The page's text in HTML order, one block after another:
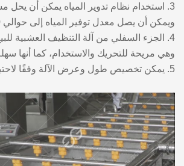
3. استخدام نظام تدوير المياه يمكن أن يحل
ويمكن أن يصل معدل توفير المياه إلى حوالي 80%.
4. الجزء السفلي من آلة التنظيف العشبية
وهي مريحة للتحريك والاستخدام، كما أنها
5. يمكن تخصيص طول وعرض الآلة وفقًا لاحتياجات المعالجة.